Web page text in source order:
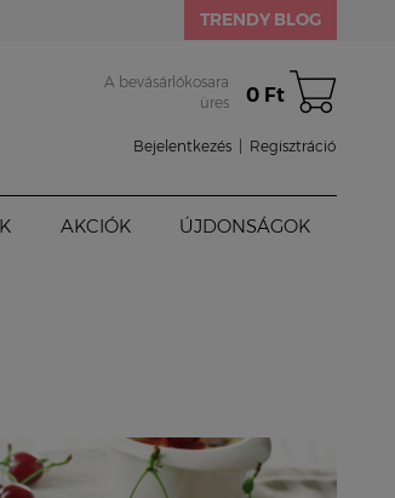
TRENDY BLOG
A bevásárlókosara
üres
0 Ft
Bejelentkezés Regisztráció
AKCIÓK ÚJDONSÁGOK